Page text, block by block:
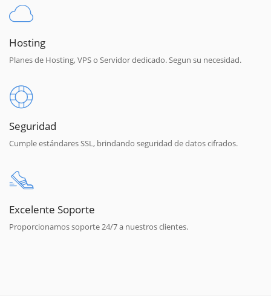
Hosting
Planes de Hosting, VPS o Servidor dedicado. Segun su necesidad.
Seguridad
Cumple estándares SSL, brindando seguridad de datos cifrados.
Excelente Soporte
Proporcionamos soporte 24/7 a nuestros clientes.